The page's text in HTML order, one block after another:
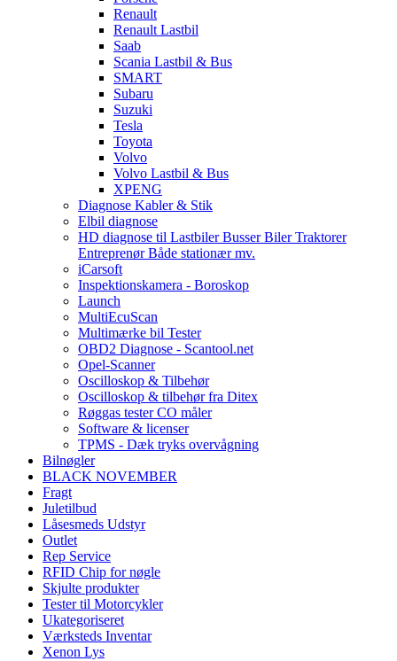
Renault
Renault Lastbil
Saab
Scania Lastbil & Bus
SMART
Subaru
Suzuki
Tesla
Toyota
Volvo
Volvo Lastbil & Bus
XPENG
Diagnose Kabler & Stik
Elbil diagnose
HD diagnose til Lastbiler Busser Biler Traktorer
Entreprenør Både stationær mv.
iCarsoft
Inspektionskamera - Boroskop
Launch
MultiEcuScan
Multimærke bil Tester
OBD2 Diagnose - Scantool.net
Opel-Scanner
Oscilloskop & Tilbehør
Oscilloskop & tilbehør fra Ditex
Røggas tester CO måler
Software & licenser
TPMS - Dæk tryks overvågning
Bilnøgler
BLACK NOVEMBER
Fragt
Juletilbud
Låsesmeds Udstyr
Outlet
Rep Service
RFID Chip for nøgle
Skjulte produkter
Tester til Motorcykler
Ukategoriseret
Værksteds Inventar
Xenon Lys